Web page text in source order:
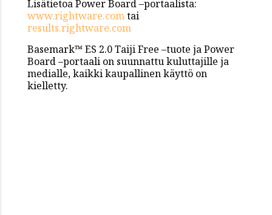
Lisätietoa Power Board –portaalista:
www.rightware.comtai
results.rightware.com
Basemark™ ES 2.0 Taiji Free –tuote ja Power
Board –portaali on suunnattu kuluttajille ja
medialle, kaikki kaupallinen käyttö on
kielletty.